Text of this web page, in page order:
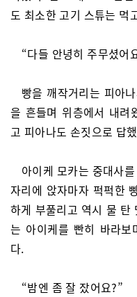
도 최소한 고기 스튜는 먹
“다들 안녕히 주무셨어
빵을 깨작거리는 피아
을 흔들며 위층에서 내려
고 피아나도 손짓으로 답
아이케 모카는 중대사
자리에 앉자마자 퍽퍽한
하게 부풀리고 역시 물 탄
는 아이케를 빤히 바라보
다.
“밤엔 좀 잘 잤어요?”